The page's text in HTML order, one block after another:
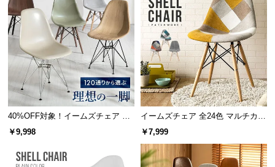
品・
ン
セ
ル
に
40%OFF対象！イームズチェア デ
ザイナーズシェルチェア プレミア
￥9,998
イームズチェア 全24色 マルチカラ
ー デザイナーズシェルチェア
￥7,999